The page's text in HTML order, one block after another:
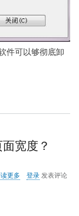
件可以够彻底卸
宽度？
更多 登录发表评论